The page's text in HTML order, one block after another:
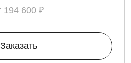
194 600 ₽
Заказать